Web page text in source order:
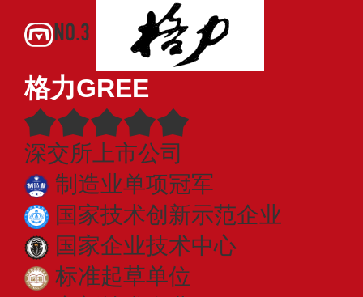
NO.3
格力GREE
深交所上市公司
制造业单项冠军
国家技术创新示范企业
国家企业技术中心
标准起草单位